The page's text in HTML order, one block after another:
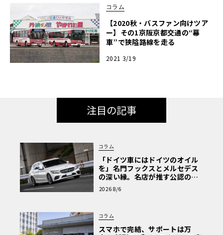
コラム
【2020秋・バスファン向けツア
ー】その1京阪京都交通の“幕
車”で狭隘路線を走る
2021 3/19
注目の記事
コラム
「ドイツ車にはドイツのオイル
を」名門フックスとメルセデス
の深い縁。名店が推す公認の安
心と、Cクラスで味わうシルキー
な走り〈PR〉
2026 8/6
コラム
スマホで完結、サポートは万